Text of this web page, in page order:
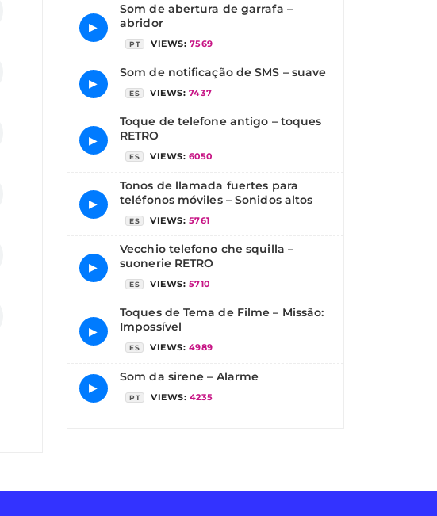
▶
Som de abertura de garrafa –
abridor
PT VIEWS: 7569
▶
Som de notificação de SMS – suave
ES VIEWS: 7437
▶
Toque de telefone antigo – toques
RETRO
ES VIEWS: 6050
▶
Tonos de llamada fuertes para
teléfonos móviles – Sonidos altos
ES VIEWS: 5761
▶
Vecchio telefono che squilla –
suonerie RETRO
ES VIEWS: 5710
▶
Toques de Tema de Filme – Missão:
Impossível
ES VIEWS: 4989
▶
Som da sirene – Alarme
PT VIEWS: 4235